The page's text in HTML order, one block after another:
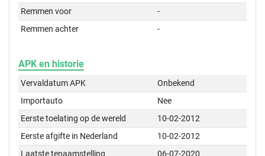
Remmen voor
-
Remmen achter
-
APK en historie
Vervaldatum APK
Onbekend
Importauto
Nee
Eerste toelating op de wereld
10-02-2012
Eerste afgifte in Nederland
10-02-2012
Laatste tenaamstelling
06-07-2020